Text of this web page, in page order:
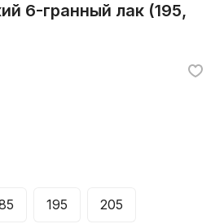
6-гранный лак (195,
195 205